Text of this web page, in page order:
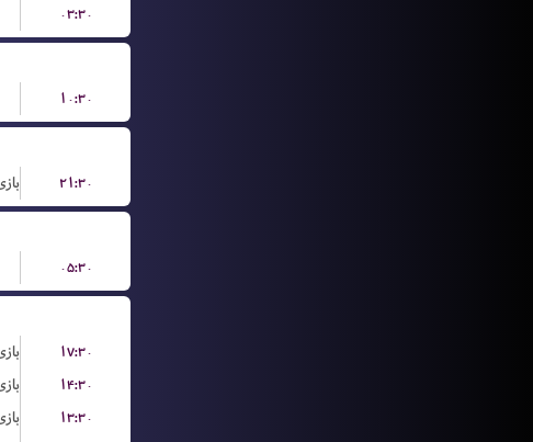
۰۳:۳۰
۱۰:۳۰
۲۱:۳۰
۰۵:۳۰
۱۷:۳۰
۱۴:۳۰
۱۳:۳۰